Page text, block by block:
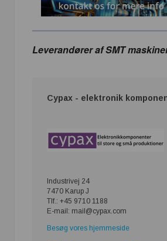
Leverandører af SMT
Cypax - elektronik
Industrivej 24
7470 Karup J
Tlf.: +45 9710 1188
E-mail: mail@cypax.com
Besøg vores hjemmeside